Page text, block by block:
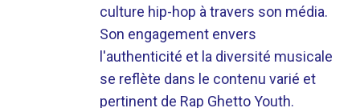
culture hip-hop à travers son média.
Son engagement envers
l'authenticité et la diversité musicale
se reflète dans le contenu varié et
pertinent de Rap Ghetto Youth.